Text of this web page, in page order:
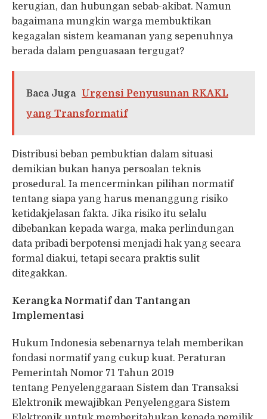
kerugian, dan hubungan sebab-akibat. Namun
bagaimana mungkin warga membuktikan
kegagalan sistem keamanan yang sepenuhnya
berada dalam penguasaan tergugat?
Baca Juga
Urgensi Penyusunan RKAKL
yang Transformatif
Distribusi beban pembuktian dalam situasi
demikian bukan hanya persoalan teknis
prosedural. Ia mencerminkan pilihan normatif
tentang siapa yang harus menanggung risiko
ketidakjelasan fakta. Jika risiko itu selalu
dibebankan kepada warga, maka perlindungan
data pribadi berpotensi menjadi hak yang secara
formal diakui, tetapi secara praktis sulit
ditegakkan.
Kerangka Normatif dan Tantangan
Implementasi
Hukum Indonesia sebenarnya telah memberikan
fondasi normatif yang cukup kuat. Peraturan
Pemerintah Nomor 71 Tahun 2019
tentang Penyelenggaraan Sistem dan Transaksi
Elektronik mewajibkan Penyelenggara Sistem